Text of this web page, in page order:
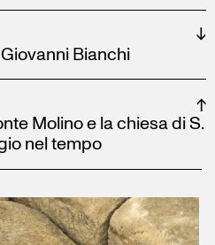
↓
Bianchi
↓
Molino e la chiesa di S.
nel tempo